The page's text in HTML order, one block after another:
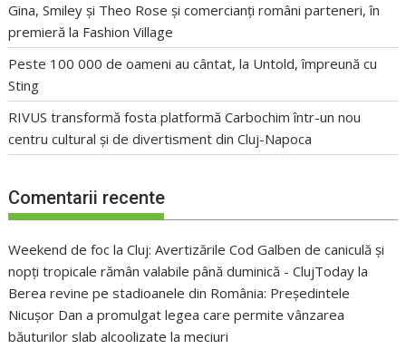
Gina, Smiley și Theo Rose și comercianți români parteneri, în
premieră la Fashion Village
Peste 100 000 de oameni au cântat, la Untold, împreună cu
Sting
RIVUS transformă fosta platformă Carbochim într-un nou
centru cultural și de divertisment din Cluj-Napoca
Comentarii recente
Weekend de foc la Cluj: Avertizările Cod Galben de caniculă și
nopți tropicale rămân valabile până duminică - ClujToday la
Berea revine pe stadioanele din România: Președintele
Nicușor Dan a promulgat legea care permite vânzarea
băuturilor slab alcoolizate la meciuri